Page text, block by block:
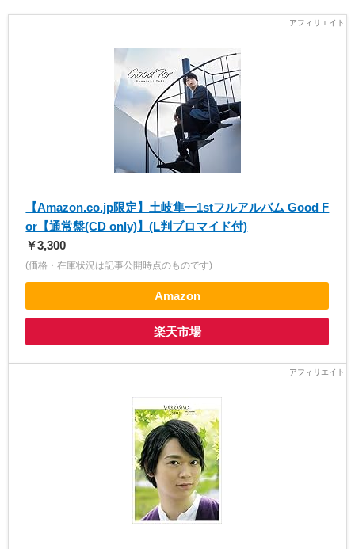
【Amazon.co.jp限定】土岐隼一1stフルアルバム Good F
or【通常盤(CD only)】(L判ブロマイド付)
￥3,300
(価格・在庫状況は記事公開時点のものです)
Amazon
楽天市場